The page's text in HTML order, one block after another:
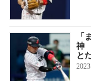
「
神
と